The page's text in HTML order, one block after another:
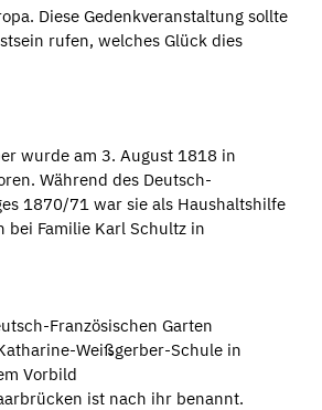
Diese Gedenkveranstaltung sollte
rufen, welches Glück dies
wurde am 3. August 1818 in
Während des Deutsch-
1870/71 war sie als Haushaltshilfe
bei Familie Karl Schultz in
Französischen Garten
Weißgerber-Schule in
Vorbild
ist nach ihr benannt.